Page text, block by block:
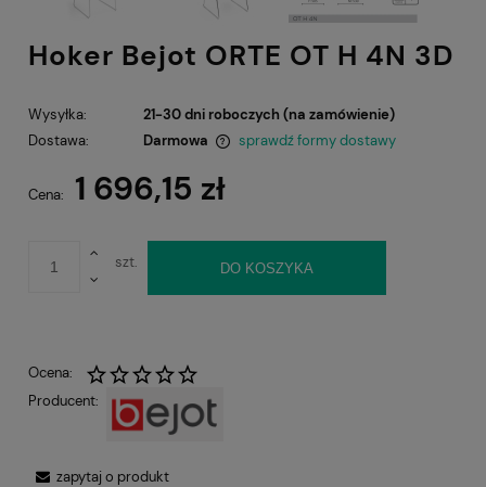
Hoker Bejot ORTE OT H 4N 3D
Wysyłka:
21-30 dni roboczych (na zamówienie)
Dostawa:
Darmowa
sprawdź formy dostawy
Cena: 1 696,15 zł
szt. DO KOSZYKA
Ocena:
Producent:
zapytaj o produkt